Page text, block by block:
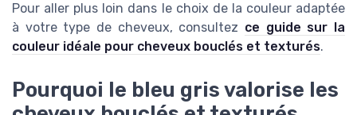
Pour aller plus loin dans le choix de la couleur adaptée
à votre type de cheveux, consultez ce guide sur la
couleur idéale pour cheveux bouclés et texturés.
Pourquoi le bleu gris valorise les